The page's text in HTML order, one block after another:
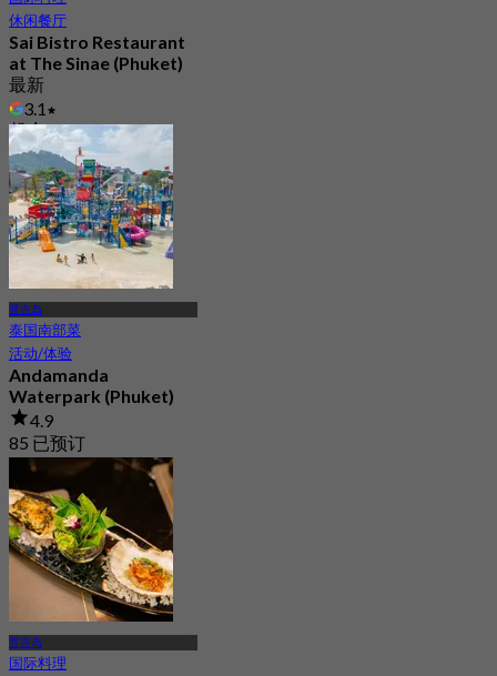
休闲餐厅
Sai Bistro Restaurant
at The Sinae (Phuket)
最新
3.1
起฿ 525
普吉岛
泰国南部菜
活动/体验
Andamanda
Waterpark (Phuket)
4.9
85 已预订
฿ 1,056
普吉岛
国际料理